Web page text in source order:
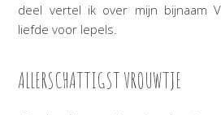
deel vertel ik over mijn bijnaam
liefde voor lepels.
ALLERSCHATTIGST VROUWTJE